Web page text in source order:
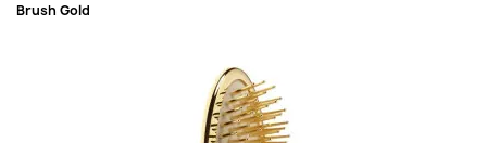
Brush Gold